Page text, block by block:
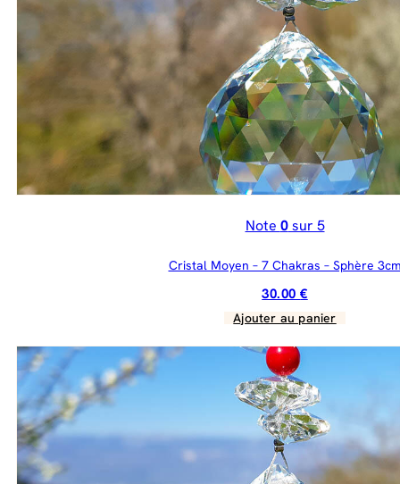
Note 0sur 5
Cristal Moyen – 7 Chakras – Sphère
30.00€
Ajouter au panier